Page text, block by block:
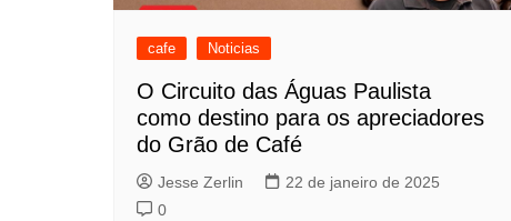
cafe Noticias
O Circuito das Águas Paulista
como destino para os apreciadores
do Grão de Café
Jesse Zerlin
22 de janeiro de 2025
0